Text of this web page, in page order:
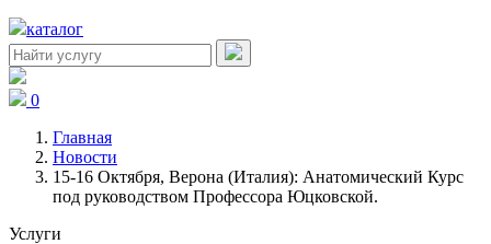
каталог
0
Главная
Новости
15-16 Октября, Верона (Италия): Анатомический Курс
под руководством Профессора Юцковской.
Услуги